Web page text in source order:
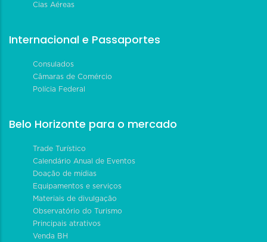
Cias Aéreas
Internacional e Passaportes
Consulados
Câmaras de Comércio
Polícia Federal
Belo Horizonte para o mercado
Trade Turístico
Calendário Anual de Eventos
Doação de mídias
Equipamentos e serviços
Materiais de divulgação
Observatório do Turismo
Principais atrativos
Venda BH